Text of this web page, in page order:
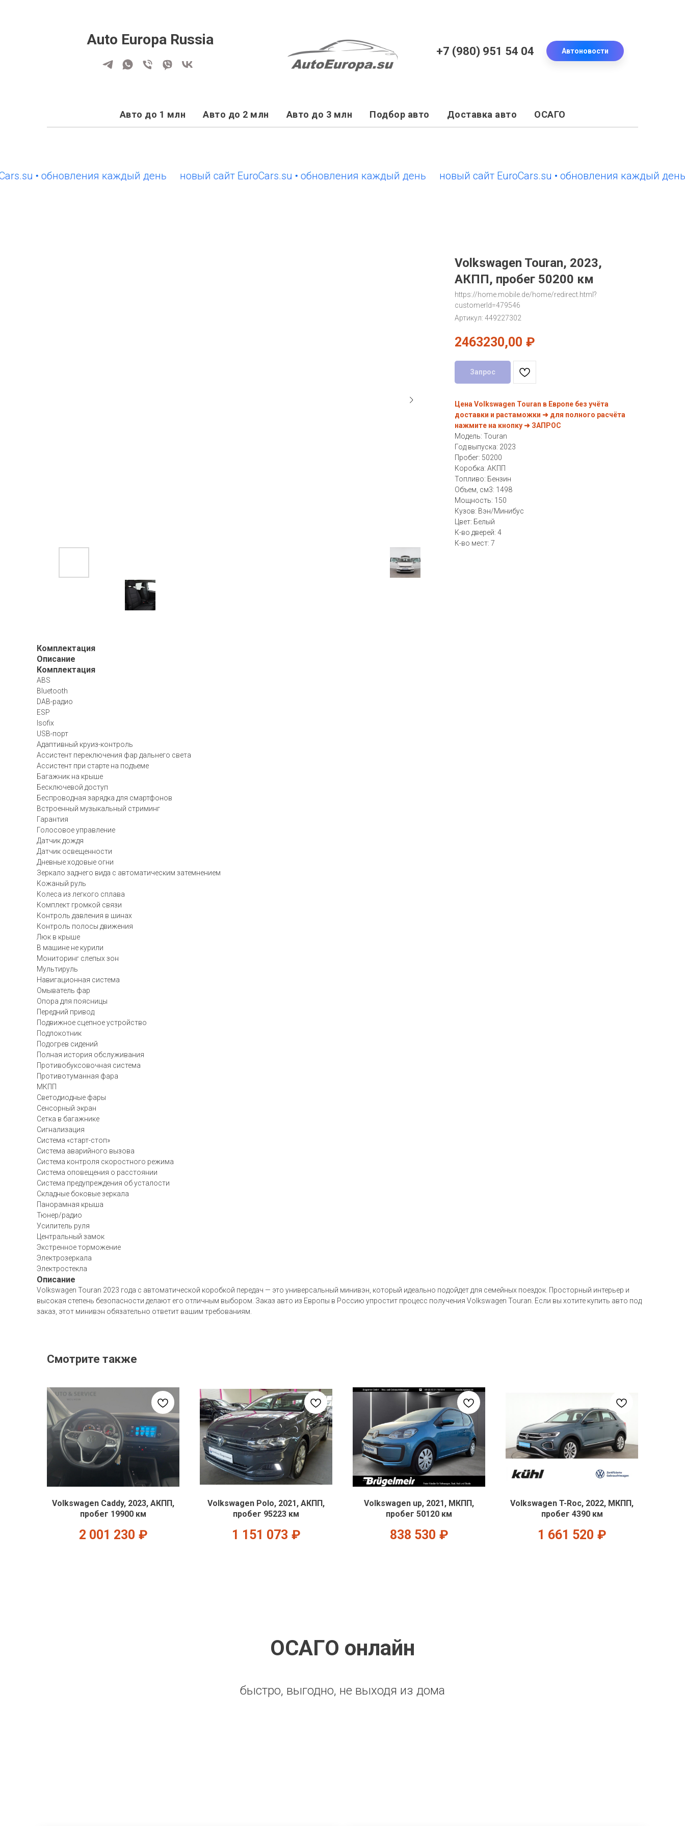
Auto Europa Russia
+7 (980) 951 54 04 Автоновости
Авто до 1 млн Авто до 2 млн Авто до 3 млн Подбор авто Доставка авто ОСАГО
• обновления каждый день новый сайт EuroCars.su • обновления каждый день новый сайт EuroCars.su • обновления каждый день
Volkswagen Touran, 2023,
АКПП, пробег 50200 км
https://home.mobile.de/home/redirect.html?
customerId=479546
Артикул: 449227302
2463230,00 ₽
Запрос
Цена Volkswagen Touran в Европе без учёта
доставки и растаможки ➜ для полного расчёта
нажмите на кнопку ➜ ЗАПРОС
Модель: Touran
Год выпуска: 2023
Пробег: 50200
Коробка: АКПП
Топливо: Бензин
Объем, см3: 1498
Мощность: 150
Кузов: Вэн/Минибус
Цвет: Белый
К-во дверей: 4
К-во мест: 7
Комплектация
Описание
Комплектация
ABS
Bluetooth
DAB-радио
ESP
Isofix
USB-порт
Адаптивный круиз-контроль
Ассистент переключения фар дальнего света
Ассистент при старте на подъеме
Багажник на крыше
Бесключевой доступ
Беспроводная зарядка для смартфонов
Встроенный музыкальный стриминг
Гарантия
Голосовое управление
Датчик дождя
Датчик освещенности
Дневные ходовые огни
Зеркало заднего вида с автоматическим затемнением
Кожаный руль
Колеса из легкого сплава
Комплект громкой связи
Контроль давления в шинах
Контроль полосы движения
Люк в крыше
В машине не курили
Мониторинг слепых зон
Мультируль
Навигационная система
Омыватель фар
Опора для поясницы
Передний привод
Подвижное сцепное устройство
Подлокотник
Подогрев сидений
Полная история обслуживания
Противобуксовочная система
Противотуманная фара
МКПП
Светодиодные фары
Сенсорный экран
Сетка в багажнике
Сигнализация
Система «старт-стоп»
Система аварийного вызова
Система контроля скоростного режима
Система оповещения о расстоянии
Система предупреждения об усталости
Складные боковые зеркала
Панорамная крыша
Тюнер/радио
Усилитель руля
Центральный замок
Экстренное торможение
Электрозеркала
Электростекла
Описание
Volkswagen Touran 2023 года с автоматической коробкой передач — это универсальный минивэн, который идеально подойдет для семейных поездок. Просторный интерьер и
высокая степень безопасности делают его отличным выбором. Заказ авто из Европы в Россию упростит процесс получения Volkswagen Touran. Если вы хотите купить авто под
заказ, этот минивэн обязательно ответит вашим требованиям.
Смотрите также
Volkswagen Caddy, 2023, АКПП,
пробег 19900 км
2 001 230 ₽
Volkswagen Polo, 2021, АКПП,
пробег 95223 км
1 151 073 ₽
Volkswagen up, 2021, МКПП,
пробег 50120 км
838 530 ₽
Volkswagen T-Roc, 2022, МКПП,
пробег 4390 км
1 661 520 ₽
ОСАГО онлайн
быстро, выгодно, не выходя из дома